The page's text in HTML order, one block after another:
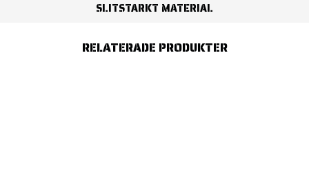
SLITSTARKT MATERIAL
RELATERADE PRODUKTER